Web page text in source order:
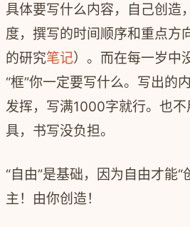
具体要写什么内容，自己创造
度，撰写的时间顺序和重点方
的研究笔记）。而在每一岁中
“框”你一定要写什么。写出的
发挥，写满1000字就行。也
具，书写没负担。
“自由”是基础，因为自由才能“
主！由你创造！